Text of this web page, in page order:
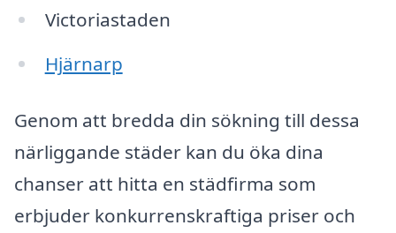
Victoriastaden
Hjärnarp
Genom att bredda din sökning till dessa
närliggande städer kan du öka dina
chanser att hitta en städfirma som
erbjuder konkurrenskraftiga priser och